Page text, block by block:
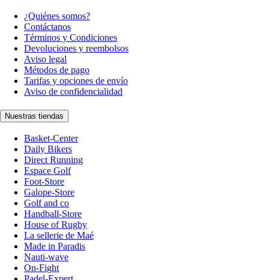
¿Quiénes somos?
Contáctanos
Términos y Condiciones
Devoluciones y reembolsos
Aviso legal
Métodos de pago
Tarifas y opciones de envío
Aviso de confidencialidad
Nuestras tiendas
Basket-Center
Daily Bikers
Direct Running
Espace Golf
Foot-Store
Galope-Store
Golf and co
Handball-Store
House of Rugby
La sellerie de Maé
Made in Paradis
Nauti-wave
On-Fight